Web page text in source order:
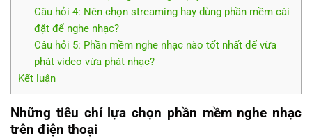
Câu hỏi 4: Nên chọn streaming hay dùng phần mềm cài
đặt để nghe nhạc?
Câu hỏi 5: Phần mềm nghe nhạc nào tốt nhất để vừa
phát video vừa phát nhạc?
Kết luận
Những tiêu chí lựa chọn phần mềm nghe nhạc
trên điện thoại